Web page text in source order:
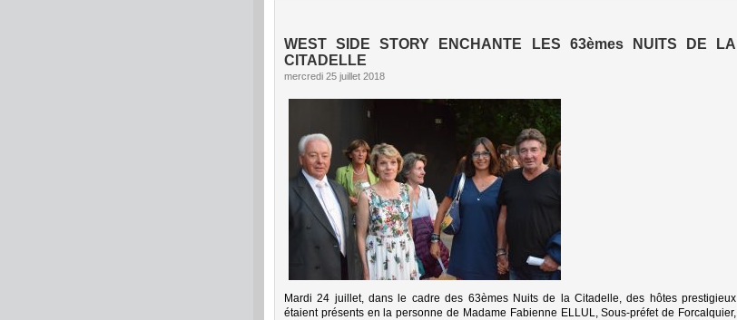
WEST SIDE STORY ENCHANTE LES 63èmes NUITS DE LA
CITADELLE
mercredi 25 juillet 2018
Mardi 24 juillet, dans le cadre des 63èmes Nuits de la Citadelle, des hôtes prestigieux
étaient présents en la personne de Madame Fabienne ELLUL, Sous-préfet de Forcalquier,